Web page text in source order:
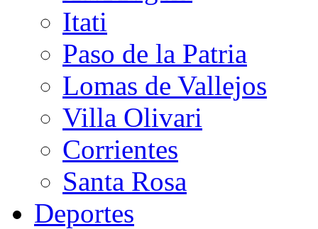
Itati
Paso de la Patria
Lomas de Vallejos
Villa Olivari
Corrientes
Santa Rosa
Deportes